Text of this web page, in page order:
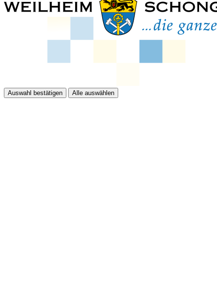
Auswahl bestätigen Alle auswählen